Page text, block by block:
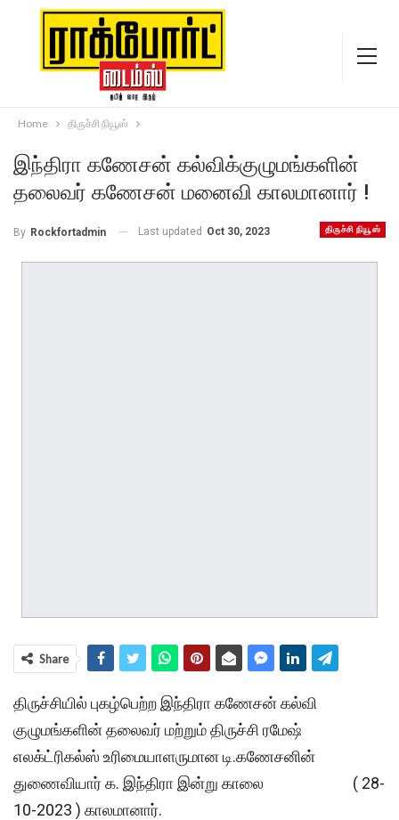
Home திருச்சி நியூஸ்
இந்திரா கணேசன் கல்விக்குழுமங்களின்
தலைவர் கணேசன் மனைவி காலமானார் !
திருச்சி நியூஸ்
By Rockfortadmin Last updated Oct 30, 2023
Share
திருச்சியில் புகழ்பெற்ற இந்திரா கணேசன் கல்வி
குழுமங்களின் தலைவர் மற்றும் திருச்சி ரமேஷ்
எலக்ட்ரிகல்ஸ் உரிமையாளருமான டி.கணேசனின்
துணைவியார் க. இந்திரா இன்று காலை ( 28-
10-2023 ) காலமானார்.